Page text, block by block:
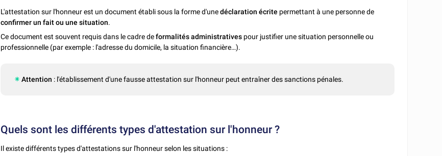
L'attestation sur l'honneur est un document établi sous la forme d'unedéclaration écrite permettant à une personne de
confirmer un fait ou une situation.
Ce document est souvent requis dans le cadre deformalitésadministratives pour justifier une situation personnelle ou
professionnelle (par exemple : l'adresse du domicile, la situation financière…).
Attention : l'établissement d'une fausse attestation sur l'honneur peut entraîner des sanctions pénales.
Quels sont les différents types d'attestation sur l'honneur ?
Il existe différents types d'attestations sur l'honneur selon les situations :